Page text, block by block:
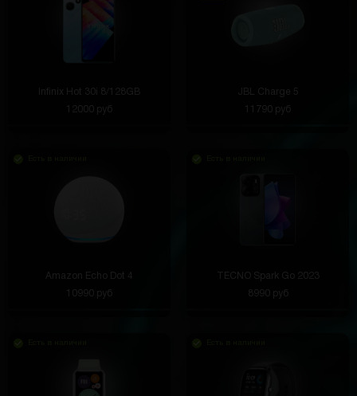
Infinix Hot 30i 8/128GB
12000 руб
JBL Charge 5
11790 руб
Amazon Echo Dot 4
10990 руб
TECNO Spark Go 2023
8990 руб